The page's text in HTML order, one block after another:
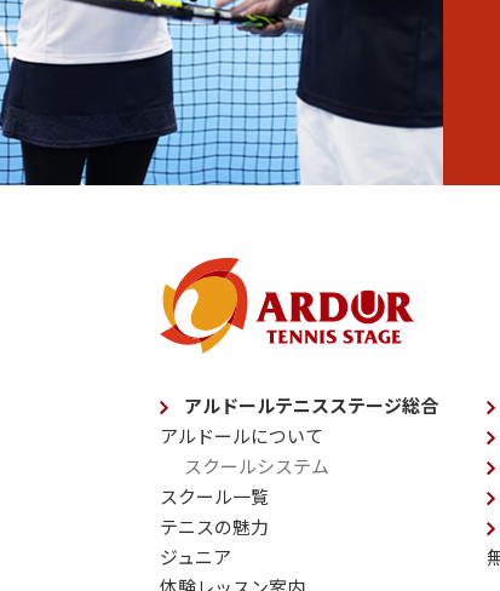
アルドールテニスステージ総合
アルドールについて
スクールシステム
スクール一覧
テニスの魅力
ジュニア